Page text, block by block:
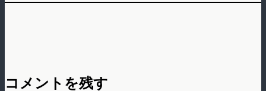
コメントを残す